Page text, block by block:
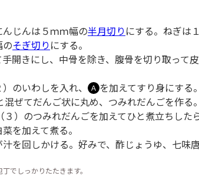
じんは５ｍｍ幅の半月切り にする。ねぎは
そぎ切り にする。
開きにし、中骨を除き、腹骨を切り取って
のいわしを入れ、 Ａ を加えてすり身にする
ぜてだんご状に丸め、つみれだんごを作る。
３）のつみれだんごを加えてひと煮立ちした
を加えて煮る。
を回しかける。好みで、酢じょうゆ、七味
でしっかりたたきます。